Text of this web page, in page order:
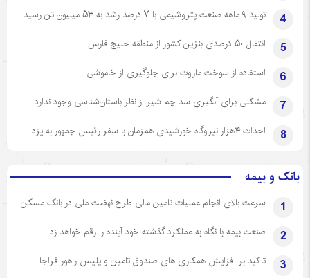
4 تولید ۹ ماهه صنعت پتروشیمی با ۷ درصد رشد به ۵۳ میلیون تن رسید
5 انتقال ۵۰ درصدی بنزین کشور از منطقه خلیج فارس
6 استفاده از سوخت مازوت برای جلوگیری از خاموشی
7 مشکلی برای آبگیری سد چم شیر از نظر باستان‌شناسی وجود ندارد
8 احداث ۴هزار نیروگاه خورشیدی همزمان با سفر رئیس جمهور به یزد
بانک و بیمه
1 سرعت بالای انجام عملیات تامین مالی طرح نهضت ملی در بانک مسکن
2 صنعت بیمه با نگاه به عملکرد گذشته خود آینده را رقم خواهد زد
3 تاکید بر افزایش همکاری های صندوق تامین و پلیس راهور فراجا